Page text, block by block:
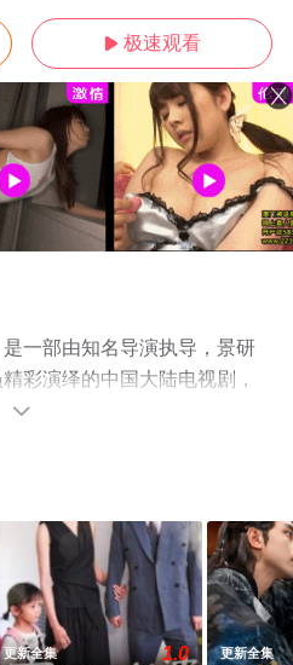
 极速观看
一部由知名导演执导，景研
彩演绎的中国大陆电视剧，
），手机免费观看高清未删
网等平台了解。

更新全集 1.0 更新全集